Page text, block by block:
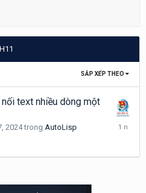
SẮP XẾP THEO
text nhiều dòng một
2024trong AutoLisp
Tháng
2024